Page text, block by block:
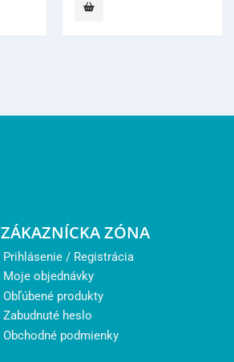
ZÁKAZNÍCKA ZÓNA
Prihlásenie / Registrácia
Moje objednávky
Obľúbené produkty
Zabudnuté heslo
Obchodné podmienky